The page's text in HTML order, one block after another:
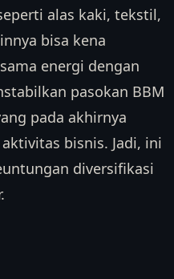
alas kaki, tekstil,
bisa kena
energi dengan
pasokan BBM
pada akhirnya
bisnis. Jadi, ini
diversifikasi